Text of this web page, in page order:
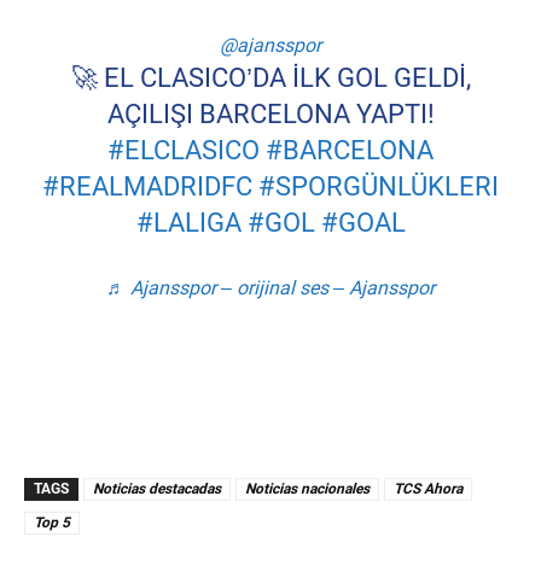
@ajansspor
🚀 EL CLASICO’DA İLK GOL GELDİ,
AÇILIŞI BARCELONA YAPTI!
#ELCLASICO #BARCELONA
#REALMADRIDFC #SPORGÜNLÜKLERI
#LALIGA #GOL #GOAL
♬ Ajansspor – orijinal ses – Ajansspor
TAGS Noticias destacadas Noticias nacionales
TCS Ahora
Top 5